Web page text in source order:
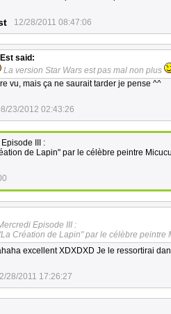
12/28/2011 08:47:06
said:
La version Star Wars est pas mal non plus
vu, mais ça ne saurait tarder je pense ^^
23/2012 02:43:26
III :
de Lapin" par le célèbre peintre
Episode III :
Création de Lapin" par le célèbre peintre
excellent XDXDXD Je le ressortirai
28/2011 17:26:27